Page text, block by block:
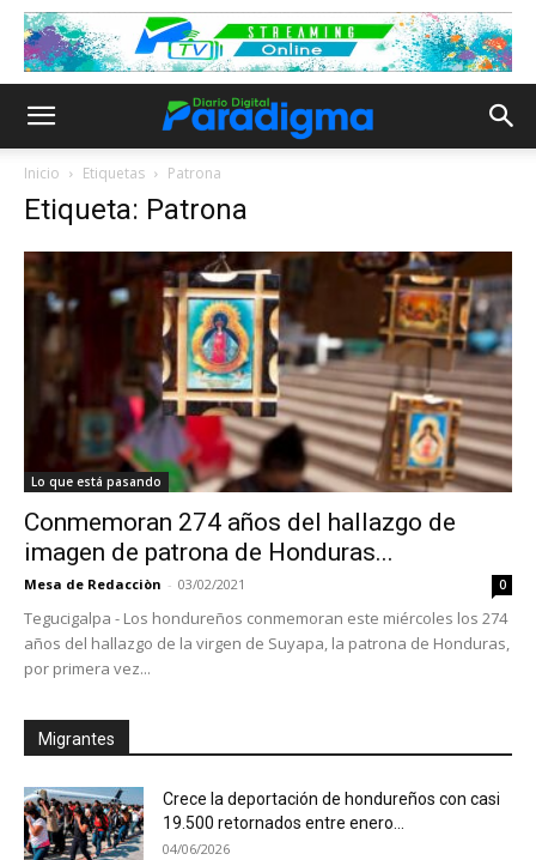
Inicio Etiquetas Patrona
Etiqueta: Patrona
Lo que está pasando
Conmemoran 274 años del hallazgo de
imagen de patrona de Honduras...
Mesa de Redacciòn - 03/02/2021 0
Tegucigalpa - Los hondureños conmemoran este miércoles los 274
años del hallazgo de la virgen de Suyapa, la patrona de Honduras,
por primera vez...
Migrantes
Crece la deportación de hondureños con casi
19.500 retornados entre enero...
04/06/2026